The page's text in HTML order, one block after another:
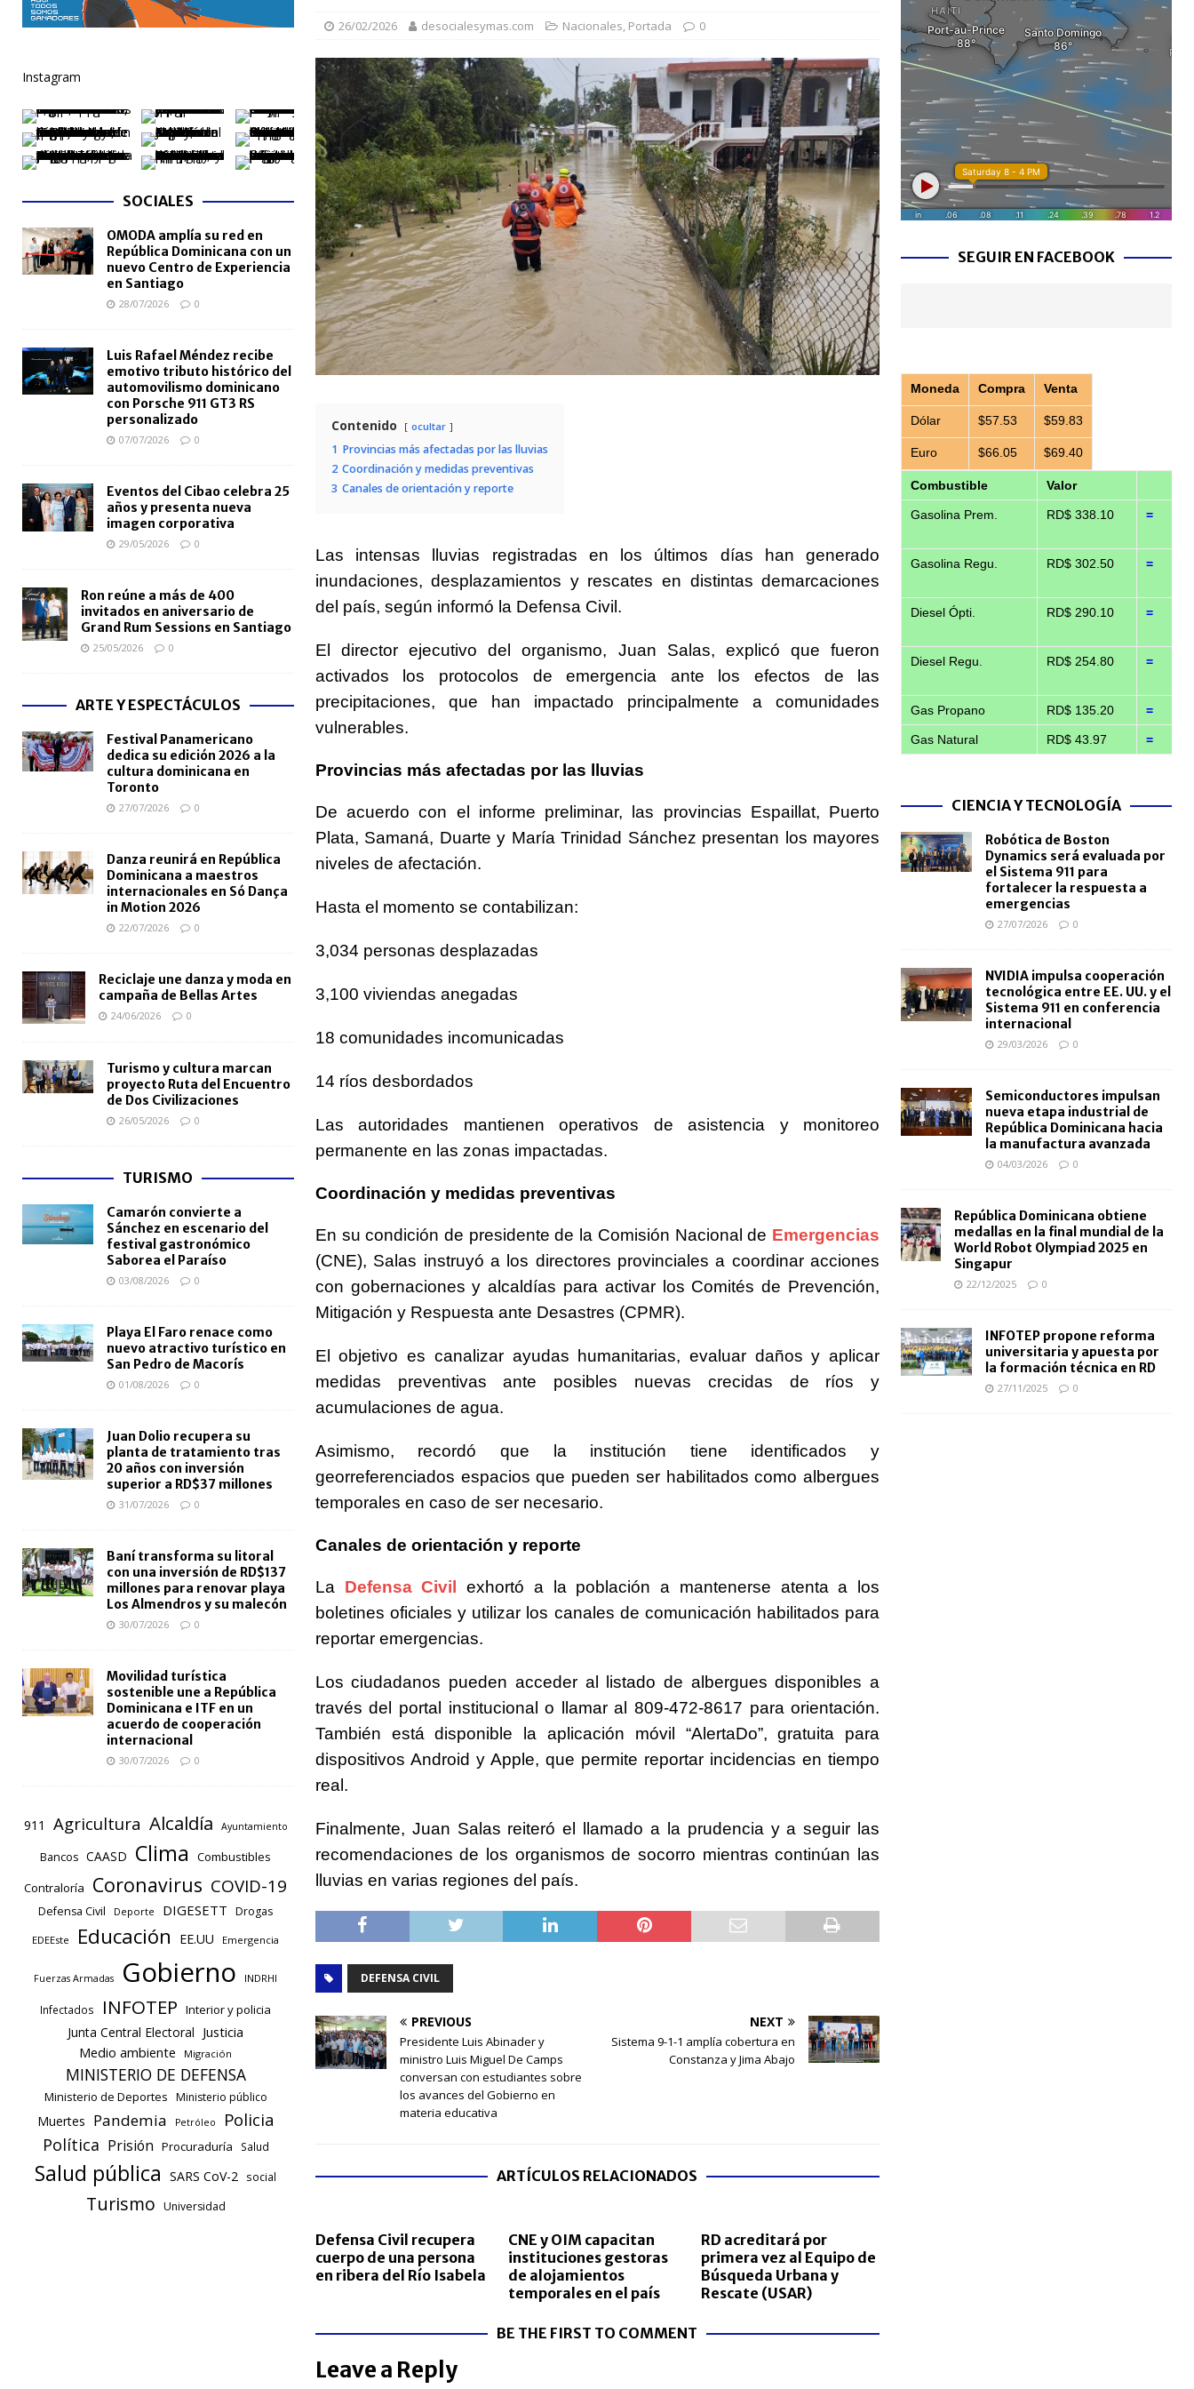
[ 06/08/2026 ]
Mujer reportada como desaparecida es localizada por agente de la DIGESETT tras reconocerla desorientada
Becas internacionales benefician a 1,500 jóvenes dominicanos para estudiar maestrías y doctorados en el
extranjero
NACIONALES
[ 05/08/2026 ]
Meta RD 2036 reúne a Gobierno, universidades y sector privado para definir la estrategia de desarrollo
nacional
NACIONALES
[ 05/08/2026 ] Lactancia materna fortalece la salud del bebé y la madre, destaca Hospiten Santo Domingo
SALUD
[ 05/08/2026 ] TRAE incorpora 29 autobuses para ampliar el transporte escolar antes del inicio del año lectivo 2026-2027
NACIONALES
26/02/2026 desocialesymas.com Nacionales, Portada 0
Contenido ocultar
1 Provincias más afectadas por las lluvias
2 Coordinación y medidas preventivas
3 Canales de orientación y reporte
Las intensas lluvias registradas en los últimos días han generado
inundaciones, desplazamientos y rescates en distintas demarcaciones
del país, según informó la Defensa Civil.
El director ejecutivo del organismo, Juan Salas, explicó que fueron
activados los protocolos de emergencia ante los efectos de las
precipitaciones, que han impactado principalmente a comunidades
vulnerables.
Provincias más afectadas por las lluvias
De acuerdo con el informe preliminar, las provincias Espaillat, Puerto
Plata, Samaná, Duarte y María Trinidad Sánchez presentan los mayores
niveles de afectación.
Hasta el momento se contabilizan:
3,034 personas desplazadas
3,100 viviendas anegadas
18 comunidades incomunicadas
14 ríos desbordados
Las autoridades mantienen operativos de asistencia y monitoreo
permanente en las zonas impactadas.
Coordinación y medidas preventivas
En su condición de presidente de la Comisión Nacional de Emergencias
(CNE), Salas instruyó a los directores provinciales a coordinar acciones
con gobernaciones y alcaldías para activar los Comités de Prevención,
Mitigación y Respuesta ante Desastres (CPMR).
El objetivo es canalizar ayudas humanitarias, evaluar daños y aplicar
medidas preventivas ante posibles nuevas crecidas de ríos y
acumulaciones de agua.
Asimismo, recordó que la institución tiene identificados y
georreferenciados espacios que pueden ser habilitados como albergues
temporales en caso de ser necesario.
Canales de orientación y reporte
La Defensa Civil
exhortó a la población a mantenerse atenta a los
boletines oficiales y utilizar los canales de comunicación habilitados para
reportar emergencias.
Los ciudadanos pueden acceder al listado de albergues disponibles a
través del portal institucional o llamar al 809-472-8617 para orientación.
También está disponible la aplicación móvil “AlertaDo”, gratuita para
dispositivos Android y Apple, que permite reportar incidencias en tiempo
real.
Finalmente, Juan Salas reiteró el llamado a la prudencia y a seguir las
recomendaciones de los organismos de socorro mientras continúan las
lluvias en varias regiones del país.
DEFENSA CIVIL
PREVIOUS
Presidente Luis Abinader y
ministro Luis Miguel De Camps
conversan con estudiantes sobre
los avances del Gobierno en
materia educativa
NEXT
Sistema 9-1-1 amplía cobertura en
Constanza y Jima Abajo
ARTÍCULOS RELACIONADOS
Defensa Civil recupera
cuerpo de una persona
en ribera del Río Isabela
CNE y OIM capacitan
instituciones gestoras
de alojamientos
temporales en el país
RD acreditará por
primera vez al Equipo de
Búsqueda Urbana y
Rescate (USAR)
BE THE FIRST TO COMMENT
Leave a Reply
Instagram
SOCIALES
OMODA amplía su red en
República Dominicana con un
nuevo Centro de Experiencia
en Santiago
28/07/2026 0
Luis Rafael Méndez recibe
emotivo tributo histórico del
automovilismo dominicano
con Porsche 911 GT3 RS
personalizado
07/07/2026 0
Eventos del Cibao celebra 25
años y presenta nueva
imagen corporativa
29/05/2026 0
Ron reúne a más de 400
invitados en aniversario de
Grand Rum Sessions en Santiago
25/05/2026 0
ARTE Y ESPECTÁCULOS
Festival Panamericano
dedica su edición 2026 a la
cultura dominicana en
Toronto
27/07/2026 0
Danza reunirá en República
Dominicana a maestros
internacionales en Só Dança
in Motion 2026
22/07/2026 0
Reciclaje une danza y moda en
campaña de Bellas Artes
24/06/2026 0
Turismo y cultura marcan
proyecto Ruta del Encuentro
de Dos Civilizaciones
26/05/2026 0
TURISMO
Camarón convierte a
Sánchez en escenario del
festival gastronómico
Saborea el Paraíso
03/08/2026 0
Playa El Faro renace como
nuevo atractivo turístico en
San Pedro de Macorís
01/08/2026 0
Juan Dolio recupera su
planta de tratamiento tras
20 años con inversión
superior a RD$37 millones
31/07/2026 0
Baní transforma su litoral
con una inversión de RD$137
millones para renovar playa
Los Almendros y su malecón
30/07/2026 0
Movilidad turística
sostenible une a República
Dominicana e ITF en un
acuerdo de cooperación
internacional
30/07/2026 0
911 Agricultura Alcaldía Ayuntamiento
Bancos CAASD Clima
Combustibles
Contraloría
Coronavirus COVID-19
Defensa Civil Deporte DIGESETT Drogas
EDEEste Educación EE.UU Emergencia
Fuerzas Armadas Gobierno INDRHI
Infectados INFOTEP Interior y policia
Junta Central Electoral Justicia
Medio ambiente Migración
MINISTERIO DE DEFENSA
Ministerio de Deportes Ministerio público
Muertes Pandemia Petróleo Policia
Política Prisión Procuraduría Salud
Salud pública SARS CoV-2 social
Turismo Universidad
SEGUIR EN FACEBOOK
Moneda Compra Venta
Dólar $57.53 $59.83
Euro $66.05 $69.40
Combustible Valor
Gasolina Prem. RD$ 338.10 =
Gasolina Regu. RD$ 302.50 =
Diesel Ópti. RD$ 290.10 =
Diesel Regu. RD$ 254.80 =
Gas Propano RD$ 135.20 =
Gas Natural RD$ 43.97 =
CIENCIA Y TECNOLOGÍA
Robótica de Boston
Dynamics será evaluada por
el Sistema 911 para
fortalecer la respuesta a
emergencias
27/07/2026 0
NVIDIA impulsa cooperación
tecnológica entre EE. UU. y el
Sistema 911 en conferencia
internacional
29/03/2026 0
Semiconductores impulsan
nueva etapa industrial de
República Dominicana hacia
la manufactura avanzada
04/03/2026 0
República Dominicana obtiene
medallas en la final mundial de la
World Robot Olympiad 2025 en
Singapur
22/12/2025 0
INFOTEP propone reforma
universitaria y apuesta por
la formación técnica en RD
27/11/2025 0